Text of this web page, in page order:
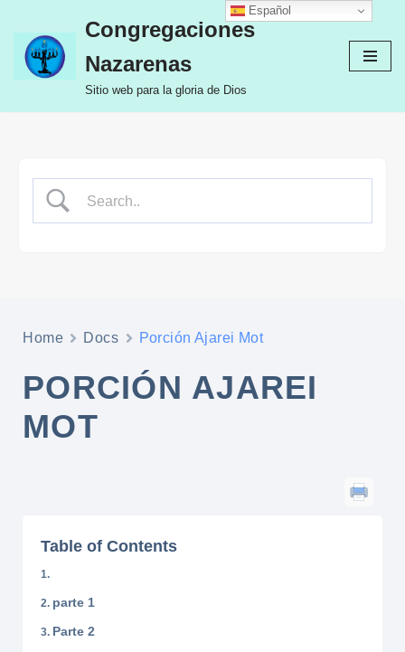
Congregaciones
Nazarenas
Sitio web para la gloria de Dios
Home Docs Porción Ajarei Mot
PORCIÓN AJAREI
MOT
Table of Contents
parte 1
Parte 2
Español